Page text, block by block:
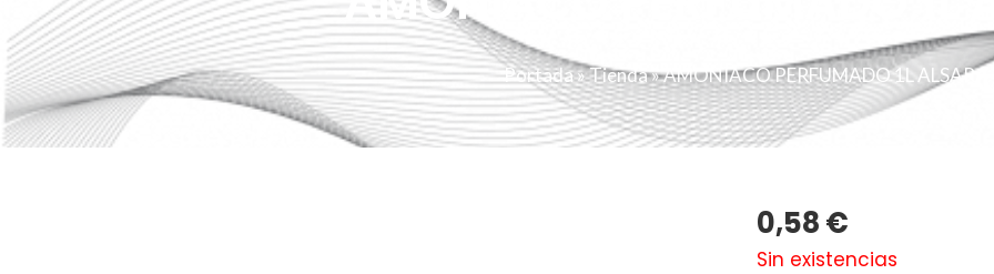
Portada»Tienda»AMONIACO PERFUMADO 1L ALSARA
0,58€
Sin existencias